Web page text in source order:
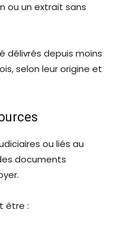
ou un extrait sans
délivrés depuis moins
selon leur origine et
ou liés au
documents
être :